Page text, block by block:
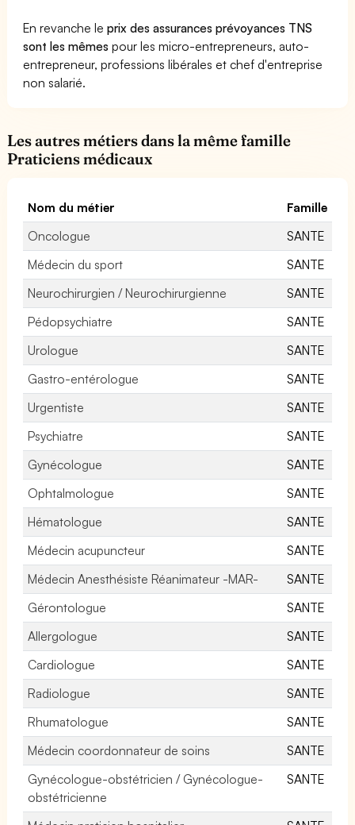
En revanche leprix des assurances prévoyances TNS
sont les mêmes pour les micro-entrepreneurs, auto-
entrepreneur, professions libérales et chef d'entreprise
non salarié.
Les autres métiers dans la même famille
Praticiens médicaux
Nom du métier
Famille
Oncologue
SANTE
Médecin du sport
SANTE
Neurochirurgien / Neurochirurgienne
SANTE
Pédopsychiatre
SANTE
Urologue
SANTE
Gastro-entérologue
SANTE
Urgentiste
SANTE
Psychiatre
SANTE
Gynécologue
SANTE
Ophtalmologue
SANTE
Hématologue
SANTE
Médecin acupuncteur
SANTE
Médecin Anesthésiste Réanimateur -MAR-
SANTE
Gérontologue
SANTE
Allergologue
SANTE
Cardiologue
SANTE
Radiologue
SANTE
Rhumatologue
SANTE
Médecin coordonnateur de soins
SANTE
Gynécologue-obstétricien / Gynécologue-
obstétricienne
SANTE